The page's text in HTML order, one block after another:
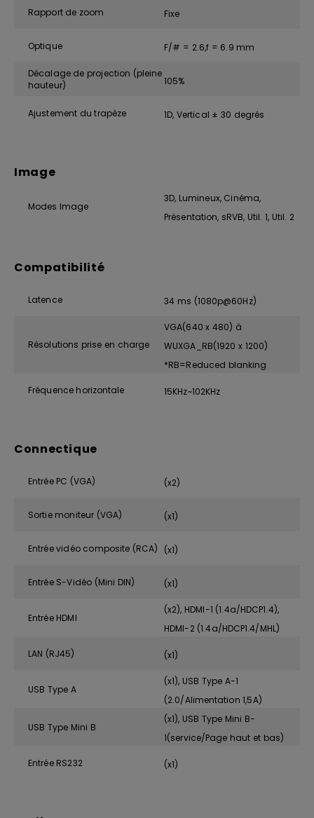
Rapport de zoom Fixe
Optique F/# = 2.6,f = 6.9 mm
Décalage de projection (pleine
hauteur)
105%
Ajustement du trapèze 1D, Vertical ± 30 degrés
Image
Modes Image
3D, Lumineux, Cinéma,
Présentation, sRVB, Util. 1, Util. 2
Compatibilité
Latence 34 ms (1080p@60Hz)
Résolutions prise en charge
VGA(640 x 480) à
WUXGA_RB(1920 x 1200)
*RB=Reduced blanking
Fréquence horizontale 15KHz~102KHz
Connectique
Entrée PC (VGA) (x2)
Sortie moniteur (VGA) (x1)
Entrée vidéo composite (RCA) (x1)
Entrée S-Vidéo (Mini DIN) (x1)
Entrée HDMI
(x2), HDMI-1 (1.4a/HDCP1.4),
HDMI-2 (1.4a/HDCP1.4/MHL)
LAN (RJ45) (x1)
USB Type A
(x1), USB Type A-1
(2.0/Alimentation 1,5A)
USB Type Mini B
(x1), USB Type Mini B-
1(service/Page haut et bas)
Entrée RS232 (x1)